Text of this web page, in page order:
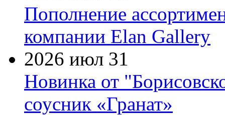
Пополнение
компании Elan Gallery
2026 июл 31
Новинка от
соусник «Гранат»